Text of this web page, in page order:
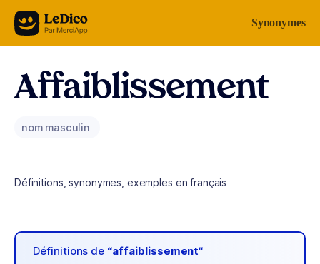
Aller au contenu Synonymes
Affaiblissement
nom masculin
Définitions, synonymes, exemples en français
Définitions de “affaiblissement“